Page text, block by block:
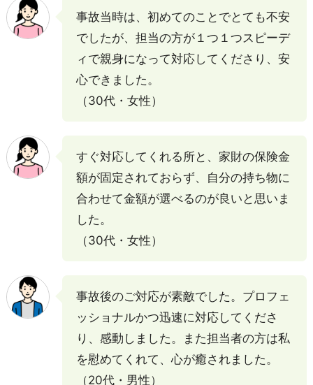
事故当時は、初めてのことでとても不安
でしたが、担当の方が１つ１つスピーデ
ィで親身になって対応してくださり、安
心できました。
（30代・女性）
すぐ対応してくれる所と、家財の保険金
額が固定されておらず、自分の持ち物に
合わせて金額が選べるのが良いと思いま
した。
（30代・女性）
事故後のご対応が素敵でした。プロフェ
ッショナルかつ迅速に対応してくださ
り、感動しました。また担当者の方は私
を慰めてくれて、心が癒されました。
（20代・男性）